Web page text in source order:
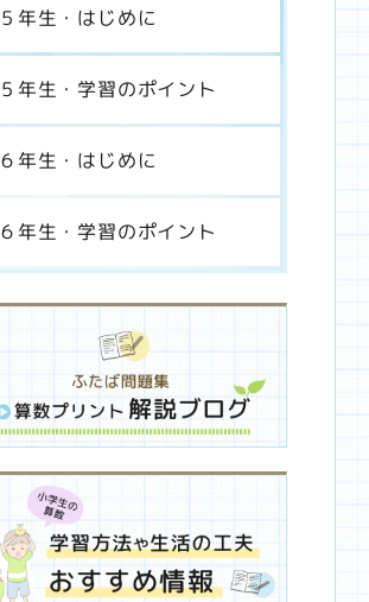
５年生・はじめに
５年生・学習のポイント
６年生・はじめに
６年生・学習のポイント